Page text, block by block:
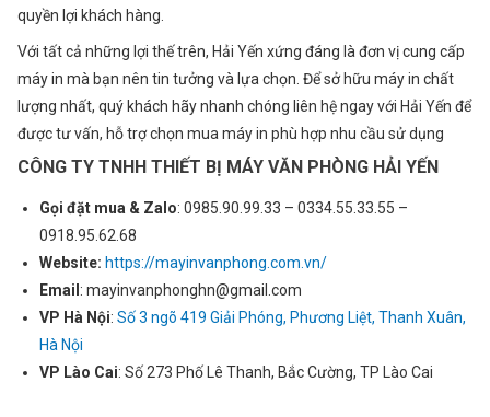
quyền lợi khách hàng.
Với tất cả những lợi thế trên, Hải Yến xứng đáng là đơn vị cung cấp
máy in mà bạn nên tin tưởng và lựa chọn. Để sở hữu máy in chất
lượng nhất, quý khách hãy nhanh chóng liên hệ ngay với Hải Yến để
được tư vấn, hỗ trợ chọn mua máy in phù hợp nhu cầu sử dụng
CÔNG TY TNHH THIẾT BỊ MÁY VĂN PHÒNG HẢI YẾN
Gọi đặt mua & Zalo: 0985.90.99.33 – 0334.55.33.55 –
0918.95.62.68
Website: https://mayinvanphong.com.vn/
Email : mayinvanphonghn@gmail.com
VP Hà Nội: Số 3 ngõ 419 Giải Phóng, Phương Liệt, Thanh Xuân,
Hà Nội
VP Lào Cai: Số 273 Phố Lê Thanh, Bắc Cường, TP Lào Cai
Gửi thông tin